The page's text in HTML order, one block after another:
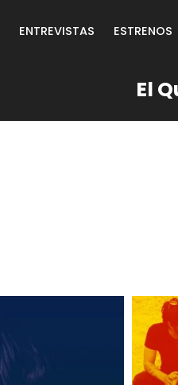
ENTREVISTAS ESTRENOS
El